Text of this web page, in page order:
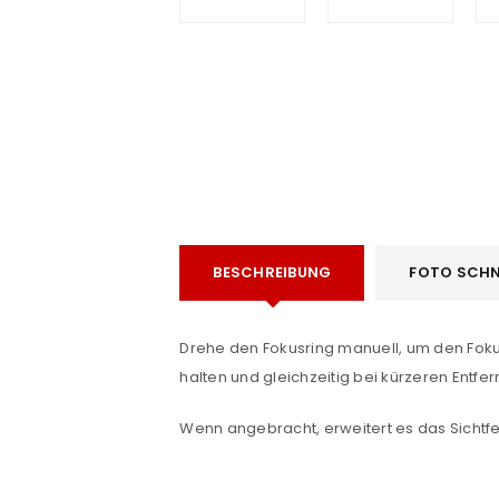
ANMELDEN
Benutzername oder E-Mail-
Passwort *
BESCHREIBUNG FOTO
Drehe den Fokusring manuell, um den
halten und gleichzeitig bei kürzeren
Wenn angebracht, erweitert es das